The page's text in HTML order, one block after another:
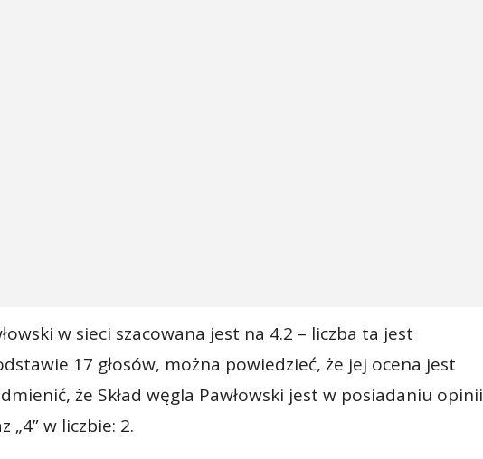
w sieci szacowana jest na 4.2 – liczba ta jest
17 głosów, można powiedzieć, że jej ocena jest
że Skład węgla Pawłowski jest w posiadaniu opinii
„4” w liczbie: 2.